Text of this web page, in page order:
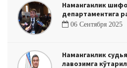
Наманганлик
департаментига
06 Сентября 2025
Наманганлик
лавозимга